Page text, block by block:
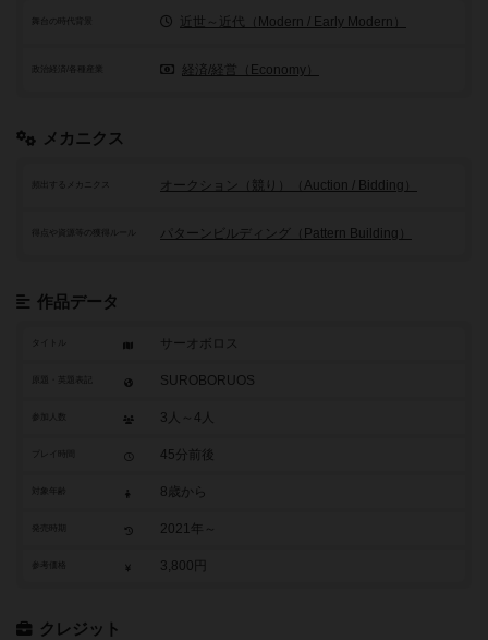
舞台の時代背景 近世～近代（Modern / Early Modern）
政治経済/各種産業 経済/経営（Economy）
メカニクス
頻出するメカニクス オークション（競り）（Auction / Bidding）
パターンビルディング（Pattern Building）
作品データ
タイトル サーオボロス
SUROBORUOS
参加人数 3人～4人
45分前後
8歳から
2021年～
参考価格 3,800円
クレジット